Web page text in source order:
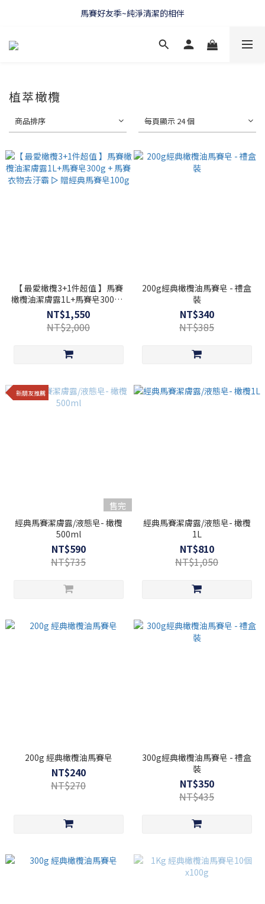
WELCOME 🇫🇷 LA CORVETTE
馬賽好友季~純淨清潔的相伴
WELCOME 🇫🇷 LA CORVETTE
植萃橄欖
商品排序 每頁顯示 24 個
【 最愛橄欖3+1件超值 】馬賽
橄欖油潔膚露1L+馬賽皂300g +
馬賽衣物去汙霸 ▻ 贈經典馬賽
皂100g
NT$1,550
NT$2,000
200g經典橄欖油馬賽皂 - 禮盒
裝
NT$340
NT$385
新朋友推薦
售完
經典馬賽潔膚露/液態皂- 橄欖
500ml
NT$590
NT$735
經典馬賽潔膚露/液態皂- 橄欖
1L
NT$810
NT$1,050
200g 經典橄欖油馬賽皂
NT$240
NT$270
300g經典橄欖油馬賽皂 - 禮盒
裝
NT$350
NT$435